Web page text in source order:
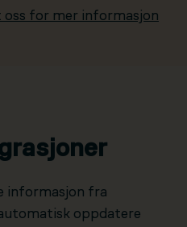
oss for mer informasjon
informasjon fra
oppdatere